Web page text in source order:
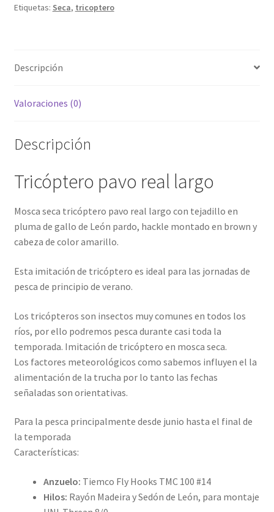
Etiquetas: Seca, tricoptero
Descripción
Valoraciones (0)
Descripción
Tricóptero pavo real largo
Mosca seca tricóptero pavo real largo con tejadillo en
pluma de gallo de León pardo, hackle montado en brown y
cabeza de color amarillo.
Esta imitación de tricóptero es ideal para las jornadas de
pesca de principio de verano.
Los tricópteros son insectos muy comunes en todos los
ríos, por ello podremos pesca durante casi toda la
temporada. Imitación de tricóptero en mosca seca.
Los factores meteorológicos como sabemos influyen el la
alimentación de la trucha por lo tanto las fechas
señaladas son orientativas.
Para la pesca principalmente desde junio hasta el final de
la temporada
Características:
Anzuelo: Tiemco Fly Hooks TMC 100 #14
Hilos: Rayón Madeira y Sedón de León, para montaje